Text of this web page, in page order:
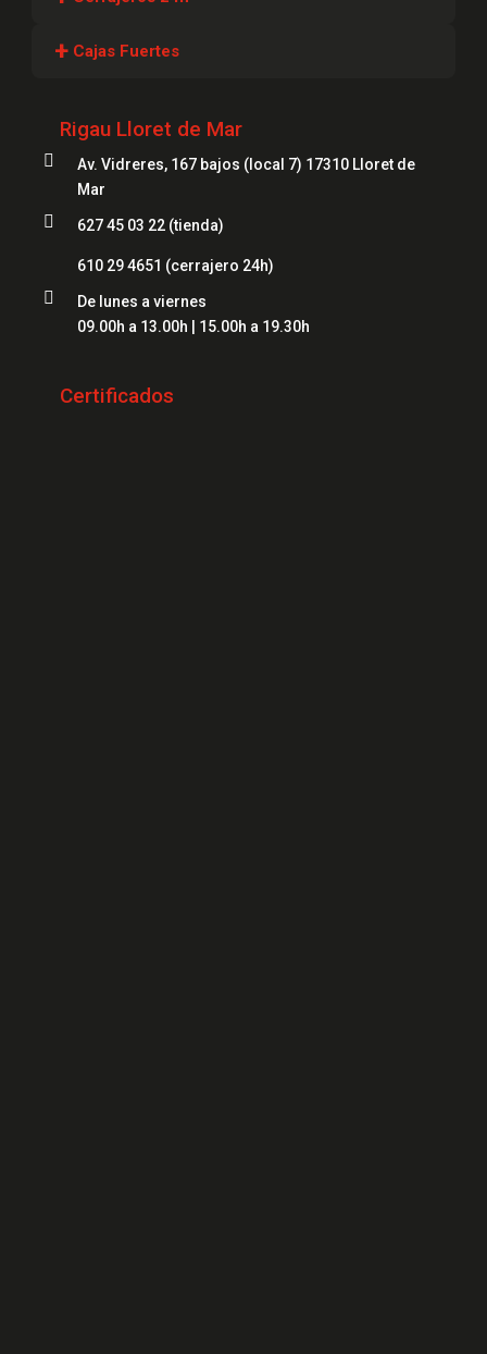
Cerrajeros Girona
Cerrajeros Figueres
Cerrajeros Mataró
Cerrajeros Platja d'Aro
Cerrajeros Banyoles
+ Cajas Fuertes
Cajas Fuertes Blanes
Cajas Fuertes Mataró
Cajas Fuertes Figueres
Cajas Fuertes Lloret
Rigau Lloret de Mar

Av. Vidreres, 167 bajos (local 7) 17310 Lloret de
Mar
 627 45 03 22 (tienda)
610 29 4651 (cerrajero 24h)

De lunes a viernes
09.00h a 13.00h | 15.00h a 19.30h
Certificados